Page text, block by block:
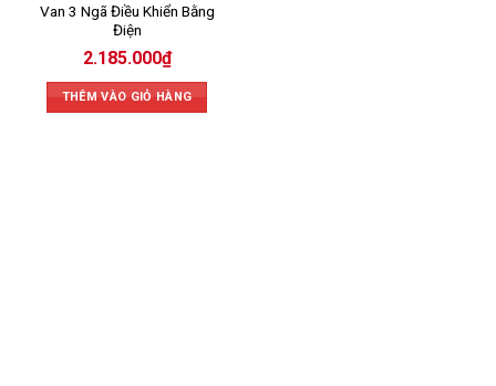
Van 3 Ngã Điều Khiển Bằng
Điện
2.185.000₫
THÊM VÀO GIỎ HÀNG